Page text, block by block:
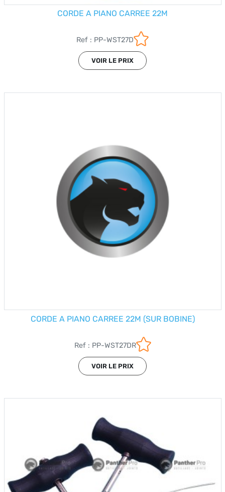
CORDE A PIANO CARREE 22M
Ref : PP-WST27D
VOIR LE PRIX
CORDE A PIANO CARREE 22M (SUR BOBINE)
Ref : PP-WST27DR
VOIR LE PRIX